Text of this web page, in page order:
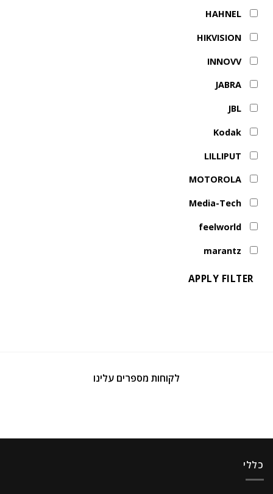
HAHNEL
HIKVISION
INNOVV
JABRA
JBL
Kodak
LILLIPUT
MOTOROLA
Media-Tech
feelworld
marantz
APPLY FILTER
לקוחות מספרים עלינו
כללי